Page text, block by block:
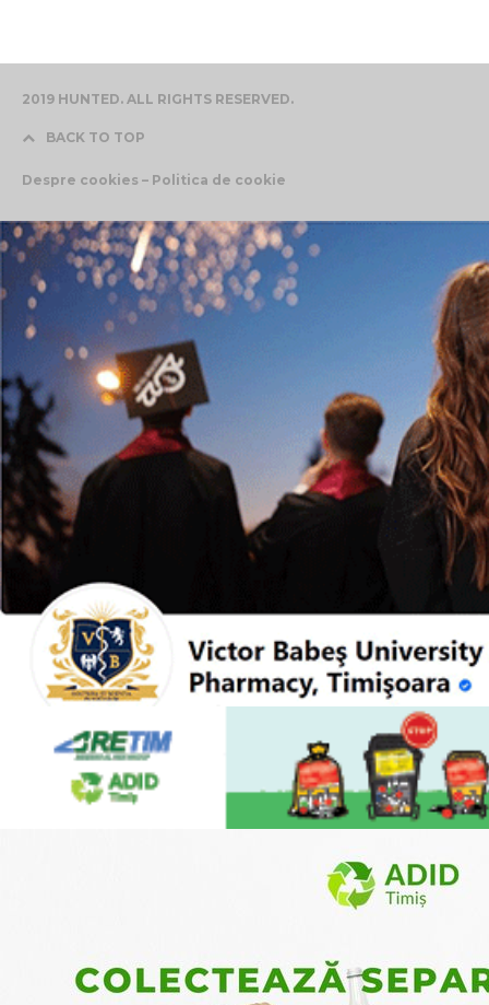
2019 HUNTED. ALL RIGHTS RESERVED.
BACK TO TOP
Despre cookies – Politica de cookie